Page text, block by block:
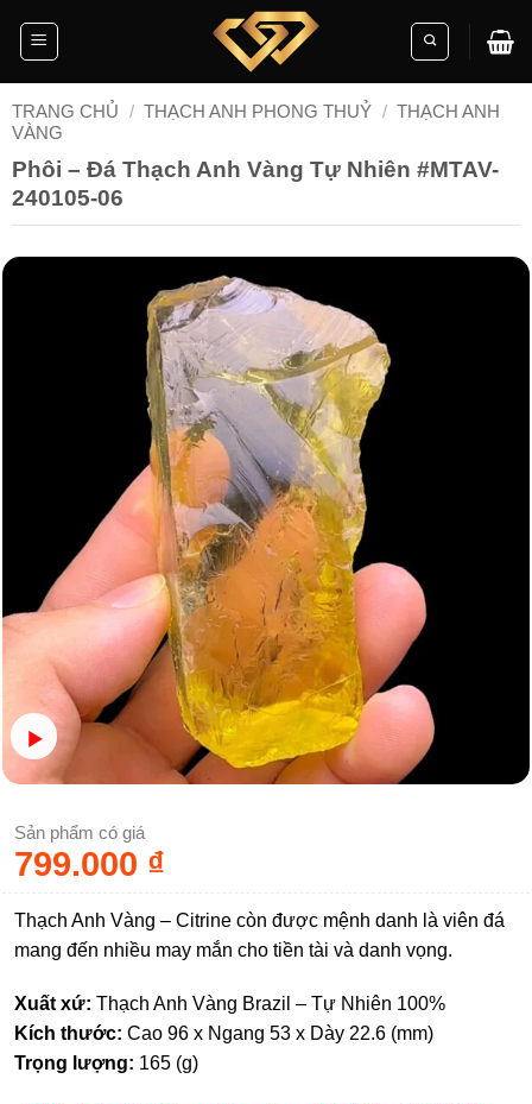
TRANG CHỦ / THẠCH ANH PHONG THUỶ / THẠCH ANH
VÀNG
Phôi – Đá Thạch Anh Vàng Tự Nhiên #MTAV-
240105-06
Sản phẩm có giá
799.000 ₫
Thạch Anh Vàng – Citrine còn được mệnh danh là viên đá
mang đến nhiều may mắn cho tiền tài và danh vọng.
Xuất xứ: Thạch Anh Vàng Brazil – Tự Nhiên 100%
Kích thước: Cao 96 x Ngang 53 x Dày 22.6 (mm)
Trọng lượng: 165 (g)